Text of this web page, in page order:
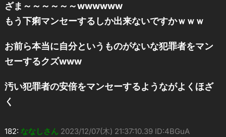
ざま～～～～～～wwwwww
もう下痢マンセーするしか出来ないですかｗｗｗ
お前ら本当に自分というものがないな犯罪者をマン
セーするクズwww
汚い犯罪者の安倍をマンセーするようながよくほざ
く
182: ななしさん 2023/12/07(木) 21:37:10.39 ID:4BGuA